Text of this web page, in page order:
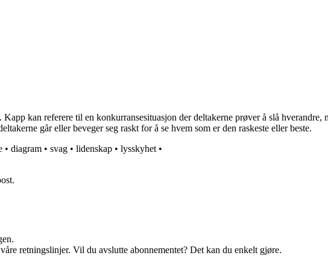
kan referere til en konkurransesituasjon der deltakerne prøver å slå hverandre,
går eller beveger seg raskt for å se hvem som er den raskeste eller beste.
• diagram • svag • lidenskap • lysskyhet •
retningslinjer. Vil du avslutte abonnementet? Det kan du enkelt gjøre.